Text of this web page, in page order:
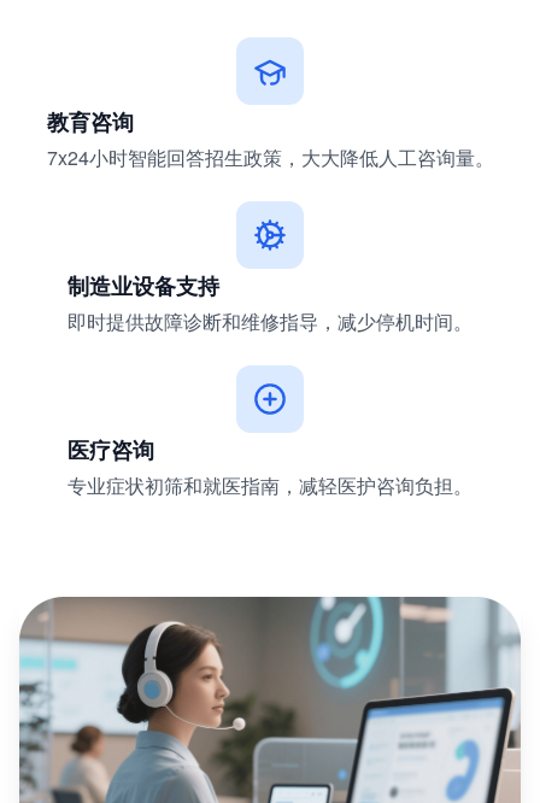
教育咨询
7x24小时智能回答招生政策，大大降低人工咨询量。
制造业设备支持
即时提供故障诊断和维修指导，减少停机时间。
医疗咨询
专业症状初筛和就医指南，减轻医护咨询负担。